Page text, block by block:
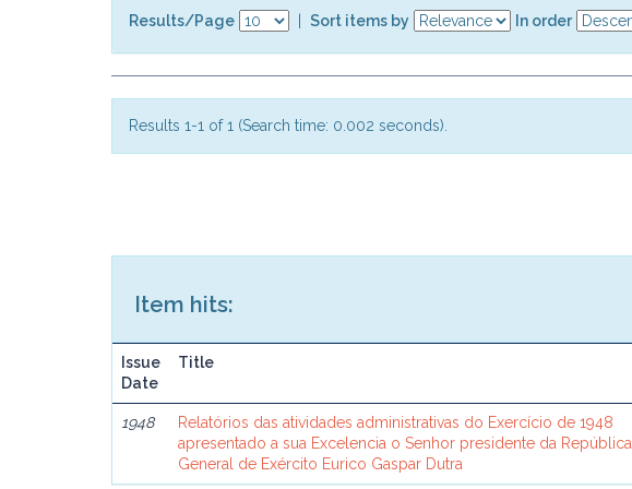
Results/Page Sort items by In order
Results 1-1 of 1 (Search time: 0.002 seconds).
Item hits:
Issue
Date
Title
1948
Relatórios das atividades administrativas do Exercício de 1948
apresentado a sua Excelencia o Senhor presidente da República,
General de Exército Eurico Gaspar Dutra